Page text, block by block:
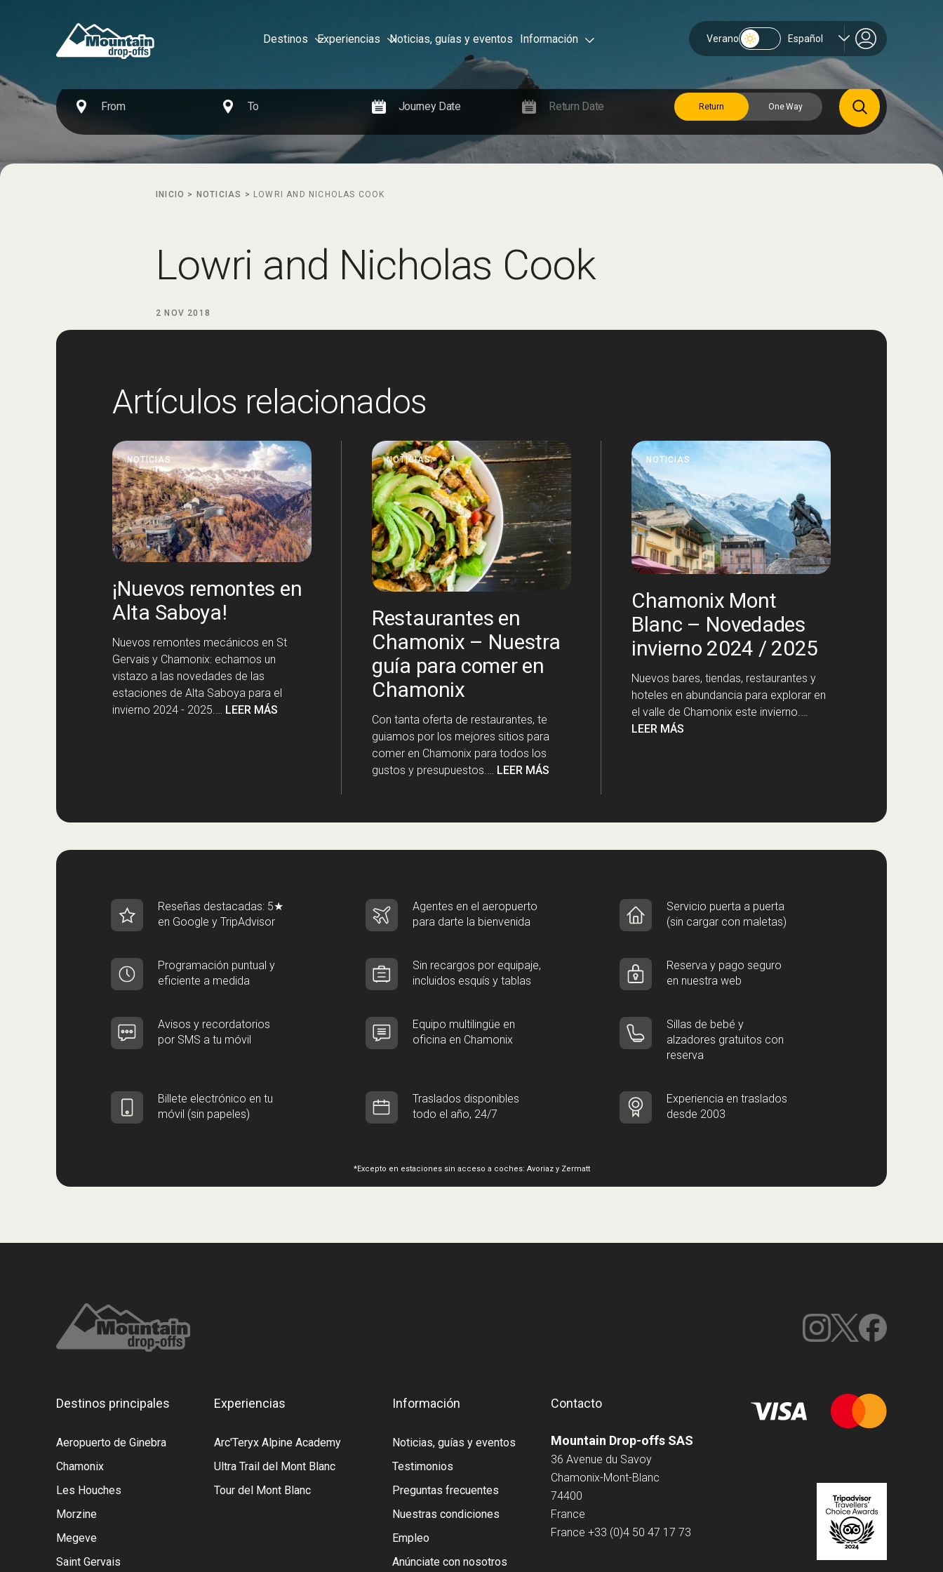
Destinos Experiencias Noticias, guías y eventos Información Verano Español
INICIO > NOTICIAS > LOWRI AND NICHOLAS COOK
Lowri and Nicholas Cook
2 NOV 2018
Artículos relacionados
NOTICIAS
¡Nuevos remontes en
Alta Saboya!
Nuevos remontes mecánicos en St
Gervais y Chamonix: echamos un
vistazo a las novedades de las
estaciones de Alta Saboya para el
invierno 2024 - 2025.… LEER MÁS
NOTICIAS
Restaurantes en
Chamonix – Nuestra
guía para comer en
Chamonix
Con tanta oferta de restaurantes, te
guiamos por los mejores sitios para
comer en Chamonix para todos los
gustos y presupuestos.… LEER MÁS
NOTICIAS
Chamonix Mont
Blanc – Novedades
invierno 2024 / 2025
Nuevos bares, tiendas, restaurantes y
hoteles en abundancia para explorar en
el valle de Chamonix este invierno.…
LEER MÁS
Reseñas destacadas: 5★
en Google y TripAdvisor
Agentes en el aeropuerto
para darte la bienvenida
Servicio puerta a puerta
(sin cargar con maletas)
Programación puntual y
eficiente a medida
Sin recargos por equipaje,
incluidos esquís y tablas
Reserva y pago seguro
en nuestra web
Avisos y recordatorios
por SMS a tu móvil
Equipo multilingüe en
oficina en Chamonix
Sillas de bebé y
alzadores gratuitos con
reserva
Billete electrónico en tu
móvil (sin papeles)
Traslados disponibles
todo el año, 24/7
Experiencia en traslados
desde 2003
*Excepto en estaciones sin acceso a coches: Avoriaz y Zermatt
Destinos principales
Aeropuerto de Ginebra
Chamonix
Les Houches
Morzine
Megeve
Saint Gervais
Experiencias
Arc'Teryx Alpine Academy
Ultra Trail del Mont Blanc
Tour del Mont Blanc
Información
Noticias, guías y eventos
Testimonios
Preguntas frecuentes
Nuestras condiciones
Empleo
Anúnciate con nosotros
Contacto
Mountain Drop-offs SAS
36 Avenue du Savoy
Chamonix-Mont-Blanc
74400
France
France+33 (0)4 50 47 17 73
Return One Way